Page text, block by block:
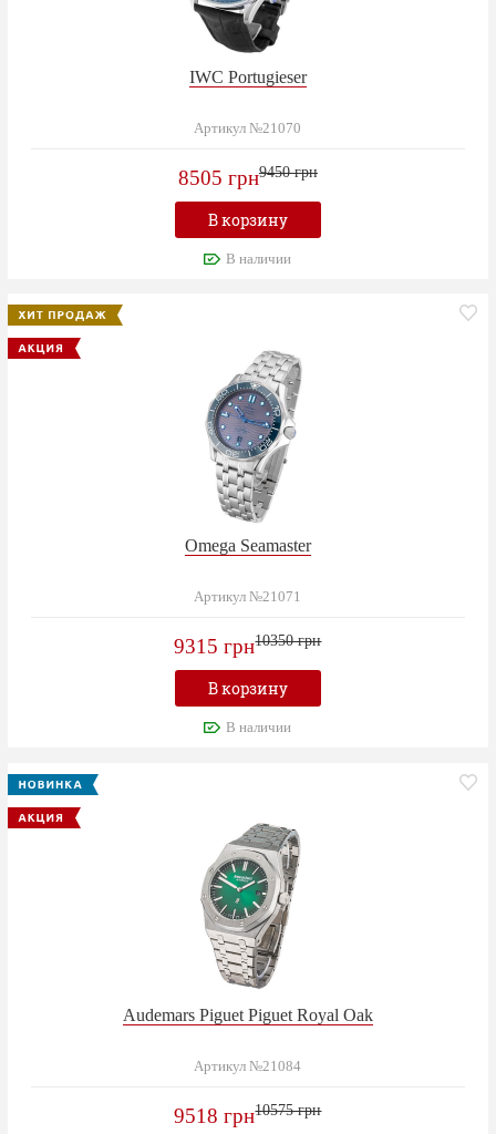
IWC Portugieser
Артикул №21070
8505 грн9450 грн
В корзину
В наличии
Omega Seamaster
Артикул №21071
9315 грн10350 грн
В корзину
В наличии
Audemars Piguet Piguet Royal Oak
Артикул №21084
9518 грн10575 грн